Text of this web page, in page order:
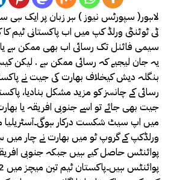
لاہور( سپورٹس نیوز ) ہر زبان پر ایک
ٹی ٹوئنٹی ورلڈ کپ میں اب پاکستانی ٹیم
سیمی فائنل تک رسائی اب بھی ممکن ہے
یہ جان لیجیے کہ رسائی ممکن ہے . لیکن
بنگلہ دیش کیخلاف بھارت کی جیت نے
رسائی کے چانسز کو مزید مشکل بنادیا،
جیت بھی جائے تو اسے جنوبی افریقہ یا
میں اپ سیٹ شکست درکار ہوگی۔آسٹریلیا